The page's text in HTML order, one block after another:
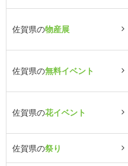
佐賀県の物産展
佐賀県の無料イベント
佐賀県の花イベント
佐賀県の祭り